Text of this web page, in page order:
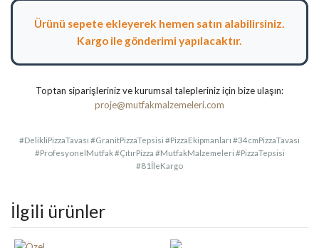
Ürünü sepete ekleyerek hemen satın alabilirsiniz.
Kargo ile gönderimi yapılacaktır.
Toptan siparişleriniz ve kurumsal talepleriniz için bize ulaşın:
proje@mutfakmalzemeleri.com
#DelikliPizzaTavası #GranitPizzaTepsisi #PizzaEkipmanları #34cmPizzaTavası
#ProfesyonelMutfak #ÇıtırPizza #MutfakMalzemeleri #PizzaTepsisi
#81İleKargo
İlgili ürünler